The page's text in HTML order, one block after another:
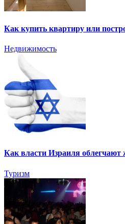
Как купить квартиру или
Недвижимость
Как власти Израиля облегчают
Туризм